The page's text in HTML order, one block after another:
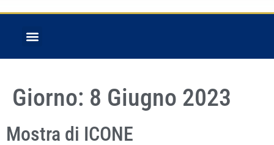
Giorno: 8 Giugno 2023
Mostra di ICONE